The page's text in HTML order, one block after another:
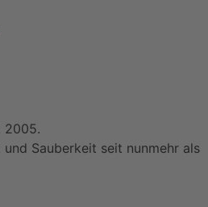
2005.
Sauberkeit seit nunmehr als